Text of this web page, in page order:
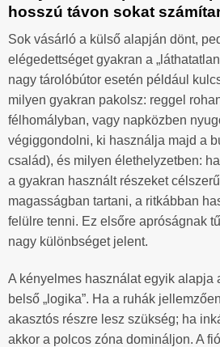
hosszú távon sokat
Sok vásárló a külső alapján dönt,
elégedettséget gyakran a
nagy tárolóbútor esetén például
milyen gyakran pakolsz: reggel
félhomályban, vagy napközben
végiggondolni, ki használja majd a
család), és milyen élethelyzetben:
a gyakran használt részeket
magasságban tartani, a ritkábban
felülre tenni. Ez elsőre apróságnak
nagy különbséget jelent.
A kényelmes használat egyik alapja
belső „logika”. Ha a ruhák
akasztós részre lesz szükség; ha
akkor a polcos zóna domináljon. A